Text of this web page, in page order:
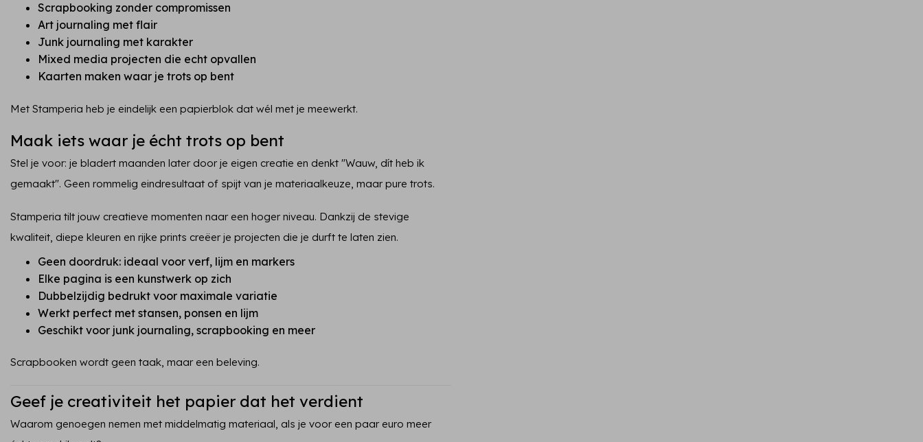
Scrapbooking zonder compromissen
Art journaling met flair
Junk journaling met karakter
Mixed media projecten die echt opvallen
Kaarten maken waar je trots op bent
Met Stamperia heb je eindelijk een papierblok dat wél met je meewerkt.
Maak iets waar je écht trots op bent
Stel je voor: je bladert maanden later door je eigen creatie en denkt "Wauw, dít heb ik
gemaakt". Geen rommelig eindresultaat of spijt van je materiaalkeuze, maar pure trots.
Stamperia tilt jouw creatieve momenten naar een hoger niveau. Dankzij de stevige
kwaliteit, diepe kleuren en rijke prints creëer je projecten die je durft te laten zien.
Geen doordruk: ideaal voor verf, lijm en markers
Elke pagina is een kunstwerk op zich
Dubbelzijdig bedrukt voor maximale variatie
Werkt perfect met stansen, ponsen en lijm
Geschikt voor junk journaling, scrapbooking en meer
Scrapbooken wordt geen taak, maar een beleving.
Geef je creativiteit het papier dat het verdient
Waarom genoegen nemen met middelmatig materiaal, als je voor een paar euro meer